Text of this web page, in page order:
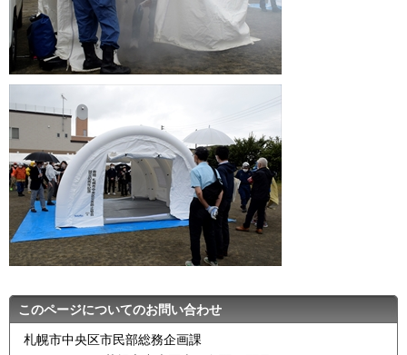
このページについてのお問い合わせ
札幌市中央区市民部総務企画課